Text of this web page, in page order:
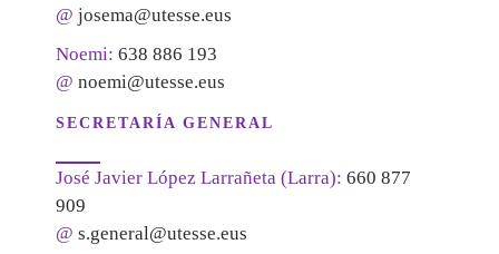
@ josema@utesse.eus
Noemi: 638 886 193
@ noemi@utesse.eus
SECRETARÍA GENERAL
José Javier López Larrañeta (Larra): 660 877
909
@ s.general@utesse.eus